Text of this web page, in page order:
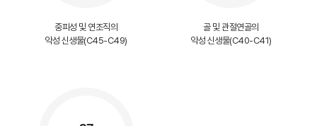
중피성 및 연조직의
악성 신생물(C45-C49)
골 및 관절연골의
악성 신생물(C40-C41)